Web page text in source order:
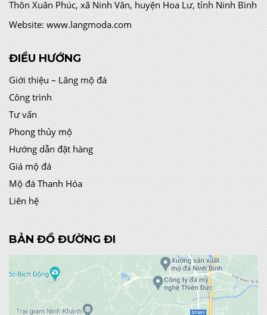
Thôn Xuân Phúc, xã Ninh Vân, huyện Hoa Lư, tỉnh Ninh Bình
Website: www.langmoda.com
ĐIỀU HƯỚNG
Giới thiệu – Lăng mộ đá
Công trình
Tư vấn
Phong thủy mộ
Hướng dẫn đặt hàng
Giá mộ đá
Mộ đá Thanh Hóa
Liên hệ
BẢN ĐỒ ĐƯỜNG ĐI